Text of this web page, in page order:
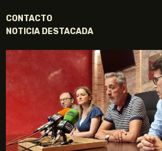
CONTACTO
NOTICIA DESTACADA